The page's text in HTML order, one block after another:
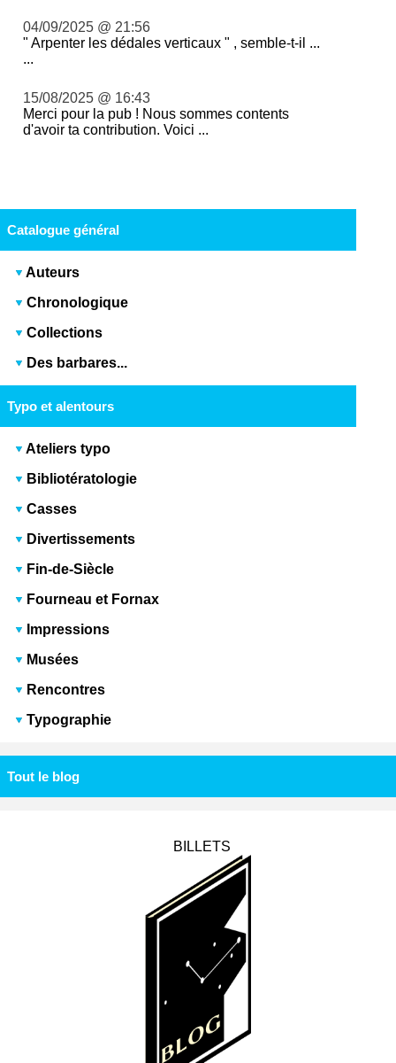
04/09/2025 @ 21:56
" Arpenter les dédales verticaux " , semble-t-il ...
...
15/08/2025 @ 16:43
Merci pour la pub ! Nous sommes contents
d'avoir ta contribution. Voici ...
Catalogue général
Auteurs
Chronologique
Collections
Des barbares...
Typo et alentours
Ateliers typo
Bibliotératologie
Casses
Divertissements
Fin-de-Siècle
Fourneau et Fornax
Impressions
Musées
Rencontres
Typographie
Tout le blog
BILLETS